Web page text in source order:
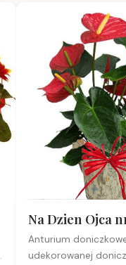
Na Dzien Ojca
Anturium
udekorowanej